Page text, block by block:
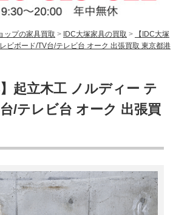
ップの家具買取 > IDC大塚家具の買取 >
【IDC大塚
ビボード/TV台/テレビ台 オーク 出張買取 東京都港
】起立木工 ノルディー テ
/テレビ台 オーク 出張買